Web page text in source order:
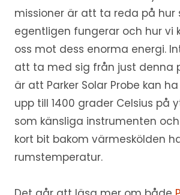
missioner är att ta reda på hur
egentligen fungerar och hur vi
oss mot dess enorma energi.
att ta med sig från just denna
är att Parker Solar Probe kan
upp till 1400 grader Celsius på
som känsliga instrumenten
kort bit bakom värmeskölden
rumstemperatur.